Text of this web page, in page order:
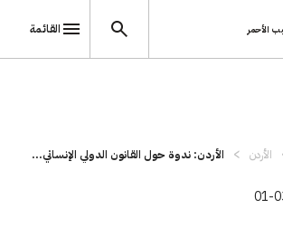
الأحمر القائمة
الأردن الأردن: ندوة حول القانون الدولي الإنساني...
01-